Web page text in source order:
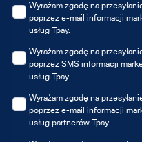
Wyrażam zgodę na
poprzez e-mail informacji
usług Tpay.
Wyrażam zgodę na
poprzez SMS informacji
usług Tpay.
Wyrażam zgodę na
poprzez e-mail informacji
usług partnerów Tpay.